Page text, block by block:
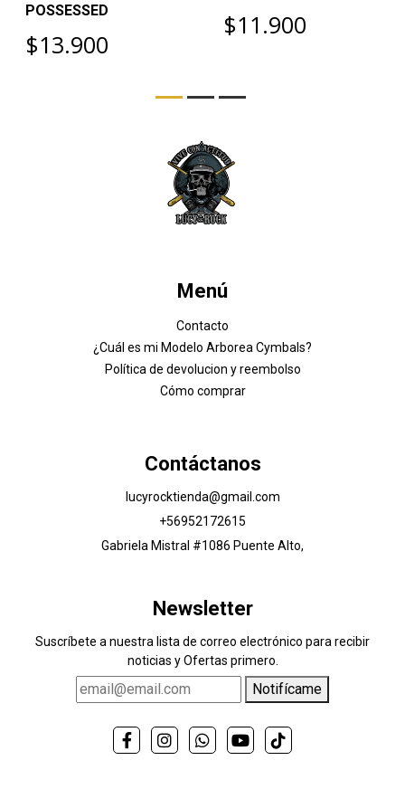
POSSESSED
$13.900
$11.900
Menú
Contacto
¿Cuál es mi Modelo Arborea Cymbals?
Política de devolucion y reembolso
Cómo comprar
Contáctanos
lucyrocktienda@gmail.com
+56952172615
Gabriela Mistral #1086 Puente Alto,
Newsletter
Suscríbete a nuestra lista de correo electrónico para recibir
noticias y Ofertas primero.
Notifícame